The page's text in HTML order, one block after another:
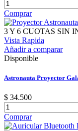
Comprar
3 Y 6 CUOTAS SIN
Vista Rapida
Añadir a comparar
Disponible
Astronauta Proyector
$ 34.500
Comprar